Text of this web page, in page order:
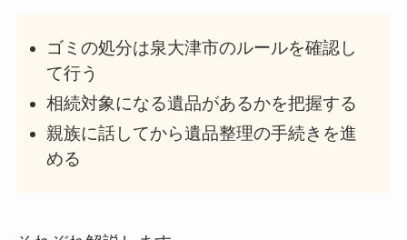
ゴミの処分は泉大津市のルールを確認し
て行う
相続対象になる遺品があるかを把握する
親族に話してから遺品整理の手続きを進
める